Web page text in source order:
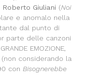
Roberto Giuliani (Noi
e anomalo nella
dal punto di
parte delle canzoni
EMOZIONE,
considerando la
con Bisognerebbe